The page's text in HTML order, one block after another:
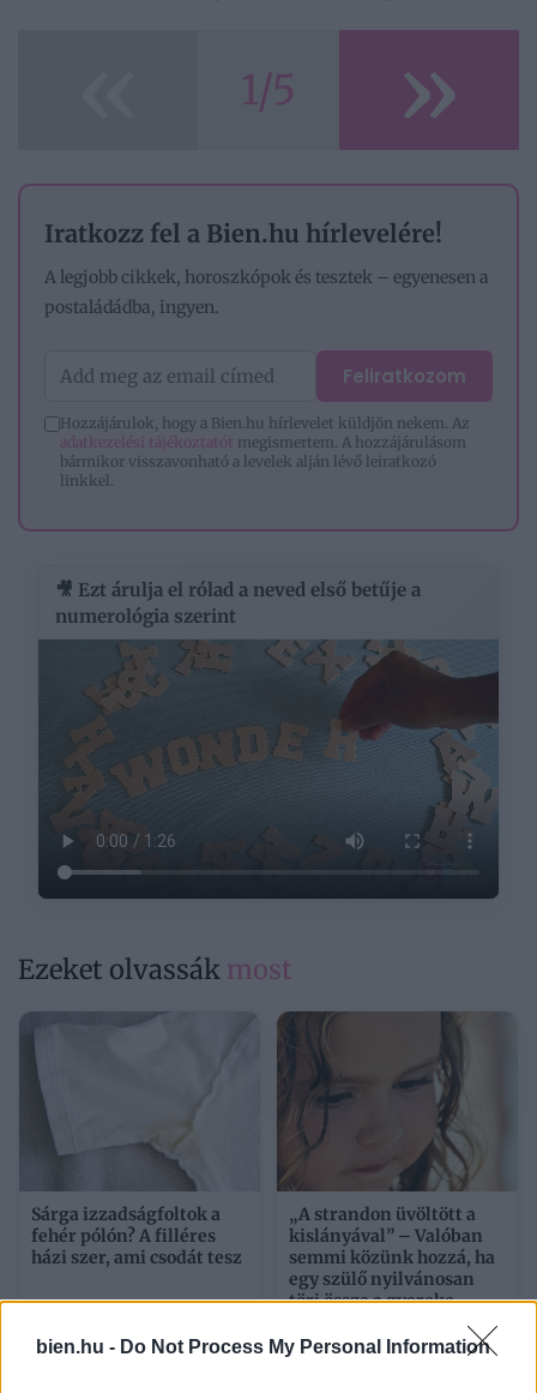
bien.hu - Do Not Process My Personal Information
1/5 »
Iratkozz fel a Bien.hu hírlevelére!
A legjobb cikkek, horoszkópok és tesztek – egyenesen a
postaládádba, ingyen.
Feliratkozom
Hozzájárulok, hogy a Bien.hu hírlevelet küldjön nekem. Az
adatkezelési tájékoztatót megismertem. A hozzájárulásom
bármikor visszavonható a levelek alján lévő leiratkozó
linkkel.
🎥 Ezt árulja el rólad a neved első betűje a
numerológia szerint
Ezeket olvassák most
Sárga izzadságfoltok a
fehér pólón? A filléres
házi szer, ami csodát tesz
„A strandon üvöltött a
kislányával” – Valóban
semmi közünk hozzá, ha
egy szülő nyilvánosan
töri össze a gyereke